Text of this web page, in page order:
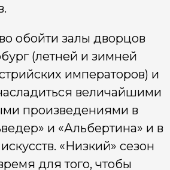
обойти залы дворцов
(летней и зимней
императоров) и
величайшими
произведениями в
и «Альбертина» и в
«Низкий» сезон
для того, чтобы